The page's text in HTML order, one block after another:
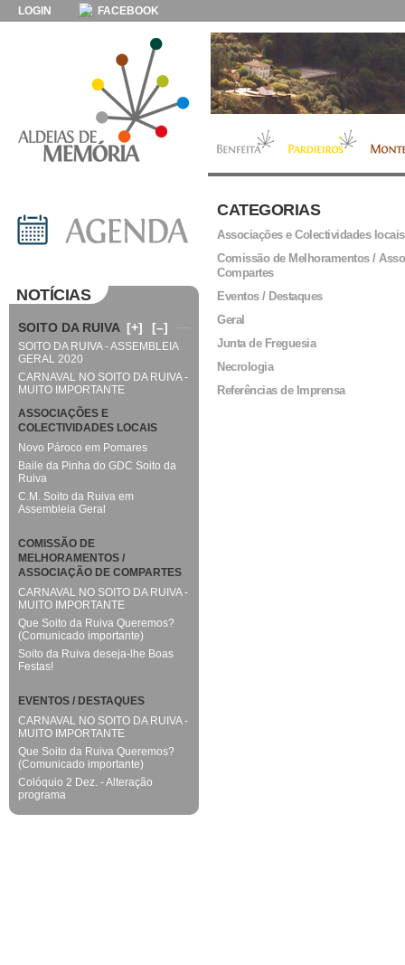
LOGIN FACEBOOK
CATEGORIAS
Associações e Colectividades locais
Comissão de Melhoramentos /
Compartes
Eventos / Destaques
Geral
Junta de Freguesia
Necrologia
Referências de Imprensa
NOTÍCIAS
SOITO DA RUIVA [+] [–]
SOITO DA RUIVA - ASSEMBLEIA
GERAL 2020
CARNAVAL NO SOITO DA RUIVA -
MUITO IMPORTANTE
ASSOCIAÇÕES E
COLECTIVIDADES LOCAIS
Novo Pároco em Pomares
Baile da Pinha do GDC Soito da
Ruiva
C.M. Soito da Ruiva em
Assembleia Geral
COMISSÃO DE
MELHORAMENTOS /
ASSOCIAÇÃO DE COMPARTES
CARNAVAL NO SOITO DA RUIVA -
MUITO IMPORTANTE
Que Soito da Ruiva Queremos?
(Comunicado importante)
Soito da Ruiva deseja-lhe Boas
Festas!
EVENTOS / DESTAQUES
CARNAVAL NO SOITO DA RUIVA -
MUITO IMPORTANTE
Que Soito da Ruiva Queremos?
(Comunicado importante)
Colóquio 2 Dez. - Alteração
programa